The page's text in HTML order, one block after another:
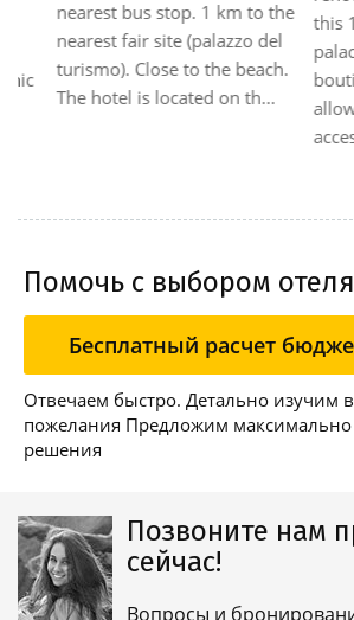
nearest bus stop. 1 km to the
nearest fair site (palazzo del
turismo). Close to the beach.
The hotel is located on th...
this
palace
boutique
allows
access t...
Помочь с выбором
Бесплатный расчет
Отвечаем быстро. Детально изучим
пожелания Предложим
решения
Позвоните нам
сейчас!
Вопросы и